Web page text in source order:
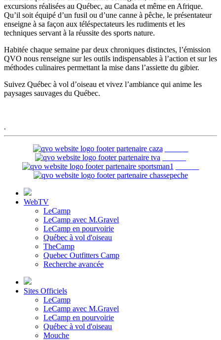
excursions réalisées au Québec, au Canada et même en Afrique.
Qu’il soit équipé d’un fusil ou d’une canne à pêche, le présentateur
enseigne à sa façon aux téléspectateurs les rudiments et les
techniques servant à la réussite des sports nature.
Habitée chaque semaine par deux chroniques distinctes, l’émission
QVO nous renseigne sur les outils indispensables à l’action et sur les
méthodes culinaires permettant la mise dans l’assiette du gibier.
Suivez Québec à vol d’oiseau et vivez l’ambiance qui anime les
paysages sauvages du Québec.
.
WebTV
LeCamp
LeCamp avec M.Gravel
LeCamp en pourvoirie
Québec à vol d'oiseau
TheCamp
Quebec Outfitters Camp
Recherche avancée
Sites Officiels
LeCamp
LeCamp avec M.Gravel
LeCamp en pourvoirie
Québec à vol d'oiseau
Mouche